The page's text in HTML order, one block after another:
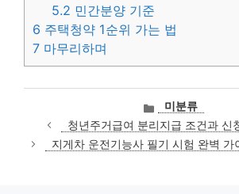
5.2 민간분양 기준
6 주택청약 1순위 가는 법
7 마무리하며
카
테
고
리
미분류
청년주거급여 분리지급 조건과 신
지게차 운전기능사 필기 시험 완벽 가